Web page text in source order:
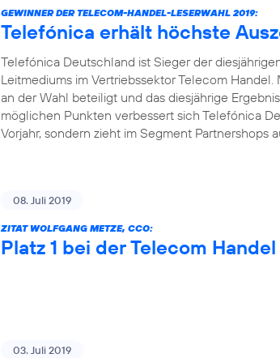
GEWINNER DER TELECOM-HANDEL-LESERWAHL 2019:
Telefónica erhält höchste
Telefónica Deutschland ist Sieger der
Leitmediums im Vertriebssektor Telecom
an der Wahl beteiligt und das diesjährige
möglichen Punkten verbessert sich Telefónica
Vorjahr, sondern zieht im Segment Partnershops
08. Juli 2019
ZITAT WOLFGANG METZE, CCO:
Platz 1 bei der Telecom
03. Juli 2019